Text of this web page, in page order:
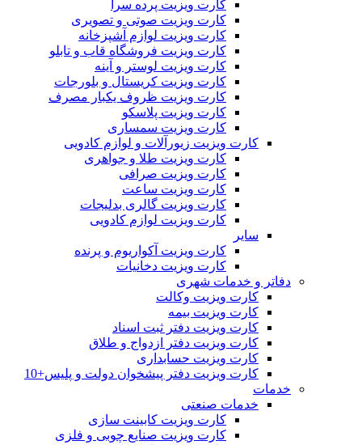
کارت ویزیت پرده سرا
کارت ویزیت صوتی و تصویری
کارت ویزیت لوازم آشپزخانه
کارت ویزیت فروشگاه قاب و تابلو
کارت ویزیت لوستر و آینه
کارت ویزیت کریستال و بلورجات
کارت ویزیت ظروف یکبار مصرف
کارت ویزیت پلاسکو
کارت ویزیت سمساری
کارت ویزیت زیورآلات و لوازم کادویی
کارت ویزیت طلا و جواهری
کارت ویزیت صرافی
کارت ویزیت ساعت
کارت ویزیت گالری بدلیجات
کارت ویزیت لوازم کادویی
سایر
کارت ویزیت آکواریوم و پرنده
کارت ویزیت دخانیات
دفاتر و خدمات شهری
کارت ویزیت وکالت
کارت ویزیت بیمه
کارت ویزیت دفتر ثبت اسناد
کارت ویزیت دفتر ازدواج و طلاق
کارت ویزیت حسابداری
کارت ویزیت دفتر پیشخوان دولت و پلیس+10
خدمات
خدمات صنعتی
کارت ویزیت کابینت سازی
کارت ویزیت صنایع چوبی و فلزی